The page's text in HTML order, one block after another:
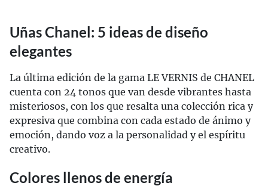
Uñas Chanel: 5 ideas de diseño
elegantes
La última edición de la gama LE VERNIS de CHANEL
cuenta con 24 tonos que van desde vibrantes hasta
misteriosos, con los que resalta una colección rica y
expresiva que combina con cada estado de ánimo y
emoción, dando voz a la personalidad y el espíritu
creativo.
Colores llenos de energía